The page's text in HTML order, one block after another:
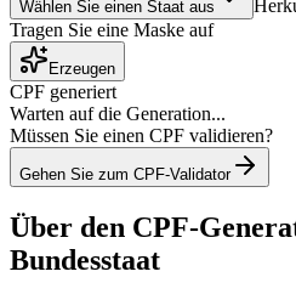
Wählen Sie einen Staat aus
Tragen Sie eine Maske auf
Erzeugen
CPF generiert
Warten auf die Generation...
Müssen Sie einen CPF validieren?
Gehen Sie zum CPF-Validator
Über den CPF-
Bundesstaat